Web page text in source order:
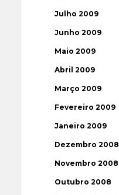
Julho 2009
Junho 2009
Maio 2009
Abril 2009
Março 2009
Fevereiro 2009
Janeiro 2009
Dezembro 2008
Novembro 2008
Outubro 2008